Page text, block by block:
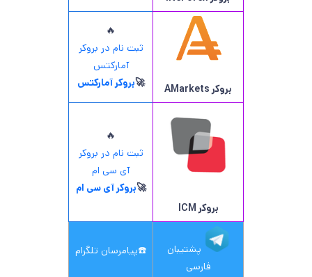
بروکر AMarkets
🔥
ثبت نام در بروکر
آمارکتس
🚀بروکر آمارکتس
بروکر ICM
🔥
ثبت نام در بروکر
آی سی ام
🚀بروکر آی سی ام
پشتیبان
فارسی
☎️پیامرسان تلگرام